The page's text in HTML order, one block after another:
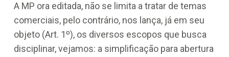
A MP ora editada, não se limita a tratar de temas
comerciais, pelo contrário, nos lança, já em seu
objeto (Art. 1º), os diversos escopos que busca
disciplinar, vejamos: a simplificação para abertura